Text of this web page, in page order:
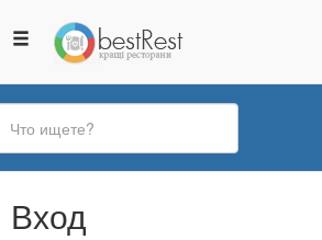
Вы
здесь
Вход